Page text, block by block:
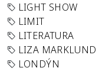
LIGHT SHOW
LIMIT
LITERATURA
LIZA MARKLUND
LONDÝN